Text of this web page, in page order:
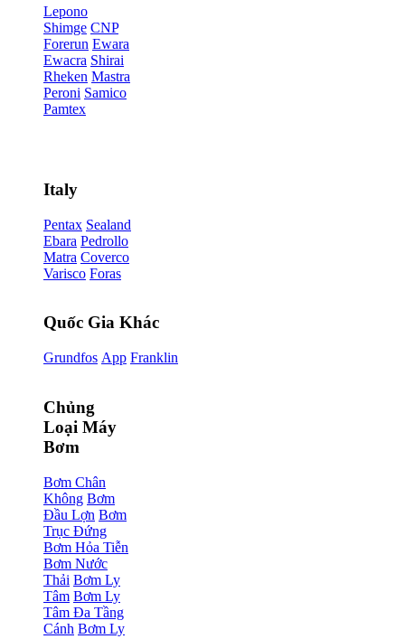
Lepono
Shimge CNP
Forerun Ewara
Ewacra Shirai
Rheken Mastra
Peroni Samico
Pamtex
Italy
Pentax Sealand
Ebara Pedrollo
Matra Coverco
Varisco Foras
Quốc Gia Khác
Grundfos App Franklin
Chủng
Loại Máy
Bơm
Bơm Chân
Không Bơm
Đầu Lợn Bơm
Trục Đứng
Bơm Hỏa Tiễn
Bơm Nước
Thải Bơm Ly
Tâm Bơm Ly
Tâm Đa Tầng
Cánh Bơm Ly